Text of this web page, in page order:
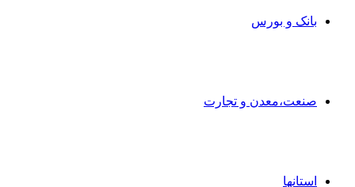
بانک و بورس
صنعت،معدن و تجارت
استانها